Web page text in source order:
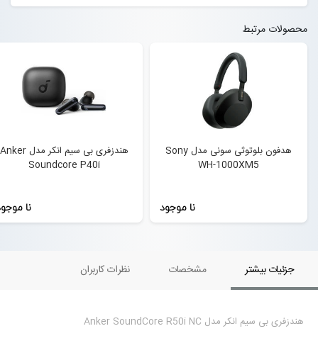
محصولات مرتبط
هدفون بلوتوثی سونی مدل Sony
WH-1000XM5
نا موجود
هندزفری بی سیم انکر مدل Anker
Soundcore P40i
نا
جزئیات بیشتر مشخصات نظرات کاربران
هندزفری بی سیم انکر مدل Anker SoundCore R50i NC